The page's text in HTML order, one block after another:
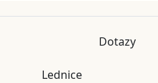
Dotazy
Lednice